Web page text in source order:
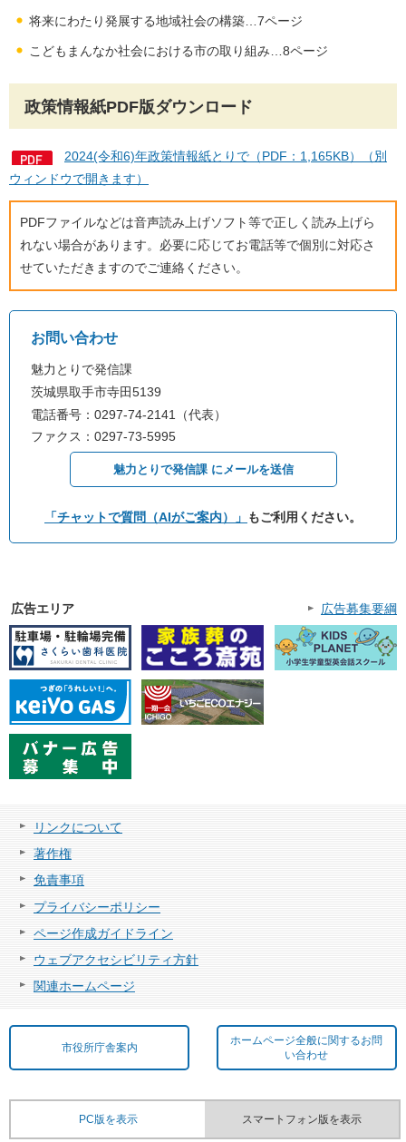
将来にわたり発展する地域社会の構築…7ページ
こどもまんなか社会における市の取り組み…8ページ
政策情報紙PDF版ダウンロード
2024(令和6)年政策情報紙とりで（PDF：1,165KB）（別
ウィンドウで開きます）
PDFファイルなどは音声読み上げソフト等で正しく読み上げら
れない場合があります。必要に応じてお電話等で個別に対応さ
せていただきますのでご連絡ください。
お問い合わせ
魅力とりで発信課
茨城県取手市寺田5139
電話番号：0297-74-2141（代表）
ファクス：0297-73-5995
魅力とりで発信課 にメールを送信
「チャットで質問（AIがご案内）」 もご利用ください。
広告エリア 広告募集要綱
リンクについて
著作権
免責事項
プライバシーポリシー
ページ作成ガイドライン
ウェブアクセシビリティ方針
関連ホームページ
市役所庁舎案内
ホームページ全般に関するお問
い合わせ
PC版を表示 スマートフォン版を表示